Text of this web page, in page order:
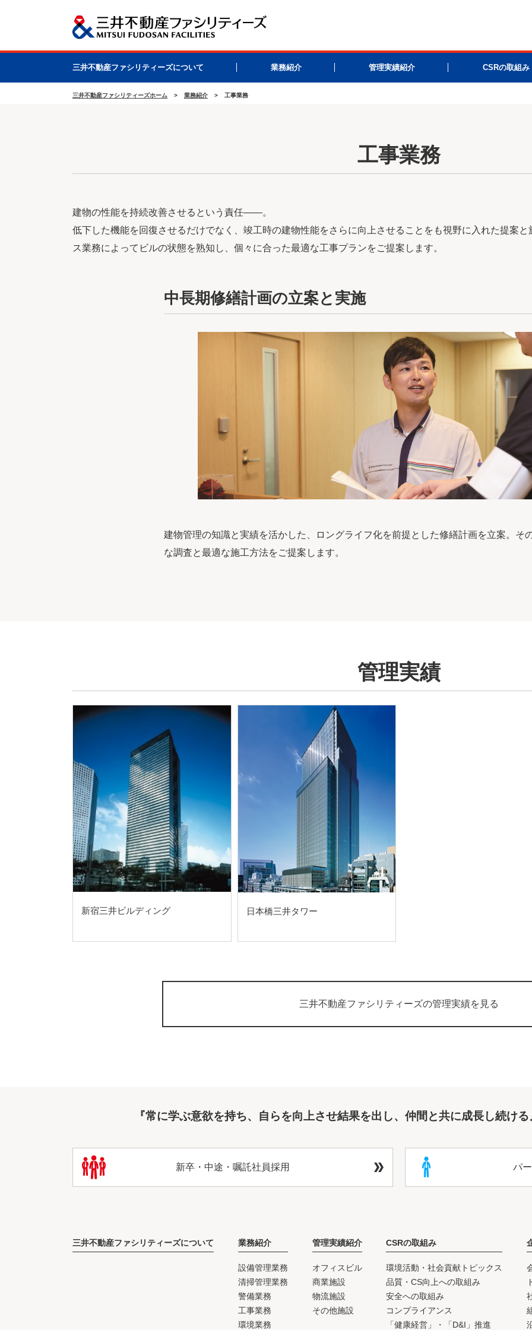
三井不動産ファシリティーズについて 業務紹介 管理実績紹介 CSRの取組み
三井不動産ファシリティーズホーム 業務紹介 工事業務
工事業務
建物の性能を持続改善させるという責任――。
低下した機能を回復させるだけでなく、竣工時の建物性能をさらに向上させることをも視野に入れた提案
ス業務によってビルの状態を熟知し、個々に合った最適な工事プランをご提案します。
中長期修繕計画の立案と実施
建物管理の知識と実績を活かした、ロングライフ化を前提とした修繕計画を立案。そ
な調査と最適な施工方法をご提案します。
管理実績
新宿三井ビルディング 日本橋三井タワー
三井不動産ファシリティーズの管理実績を見る
『常に学ぶ意欲を持ち、自らを向上させ結果を出し、仲間と共に成長し続け
新卒・中途・嘱託社員採用 パ
三井不動産ファシリティーズについて 業務紹介
設備管理業務
清掃管理業務
警備業務
工事業務
環境業務
管理実績紹介
オフィスビル
商業施設
物流施設
その他施設
CSRの取組み
環境活動・社会貢献トピックス
品質・CS向上への取組み
安全への取組み
コンプライアンス
「健康経営」・「D&I」推進